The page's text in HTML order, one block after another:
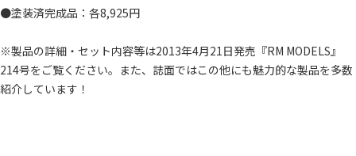
●塗装済完成品：各8,925円
※製品の詳細・セット内容等は2013年4月21日発売『RM MODELS』
214号をご覧ください。また、誌面ではこの他にも魅力的な製品を多数
紹介しています！